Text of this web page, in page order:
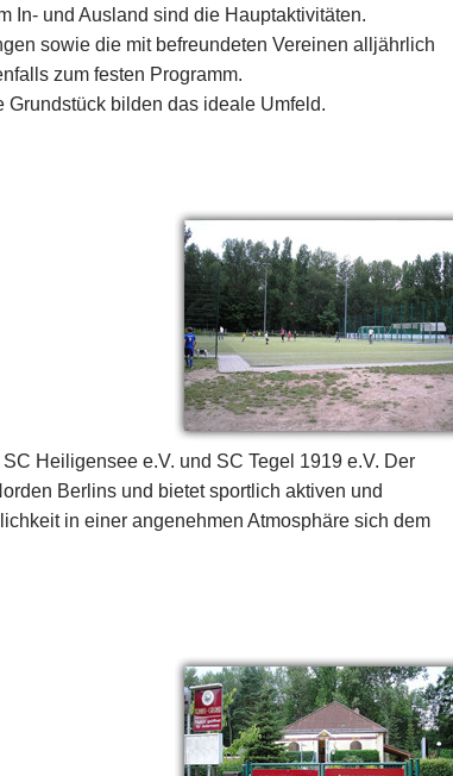
In- und Ausland sind die Hauptaktivitäten.
sowie die mit befreundeten Vereinen alljährlich
zum festen Programm.
bilden das ideale Umfeld.
Heiligensee e.V. und SC Tegel 1919 e.V. Der
Berlins und bietet sportlich aktiven und
in einer angenehmen Atmosphäre sich dem